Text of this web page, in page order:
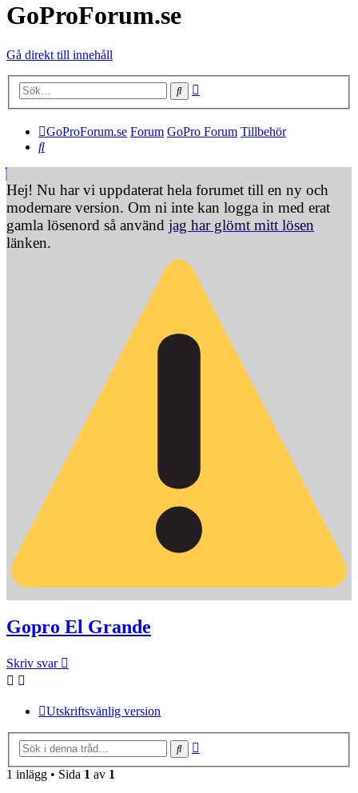
GoProForum.se
Gå direkt till innehåll
Sök
GoProForum.se Forum GoPro Forum Tillbehör
Sök
Hej! Nu har vi uppdaterat hela forumet till en ny och
modernare version. Om ni inte kan logga in med erat
gamla lösenord så använd jag har glömt mitt lösen
länken.
Gopro El Grande
Skriv svar
Utskriftsvänlig version
Sök
1 inlägg • Sida 1 av 1